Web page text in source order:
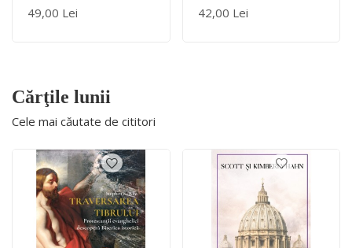
49,00 Lei 42,00 Lei
Cărţile lunii
Cele mai căutate de cititori